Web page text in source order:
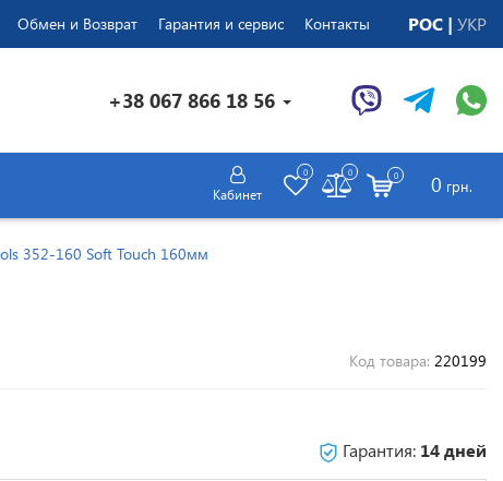
Обмен и Возврат Гарантия и сервис Контакты РОС УКР
+38 067 866 18 56
Кабинет
0 0 0 0 грн.
352-160 Soft Touch 160мм
Код товара: 220199
Гарантия: 14 дней